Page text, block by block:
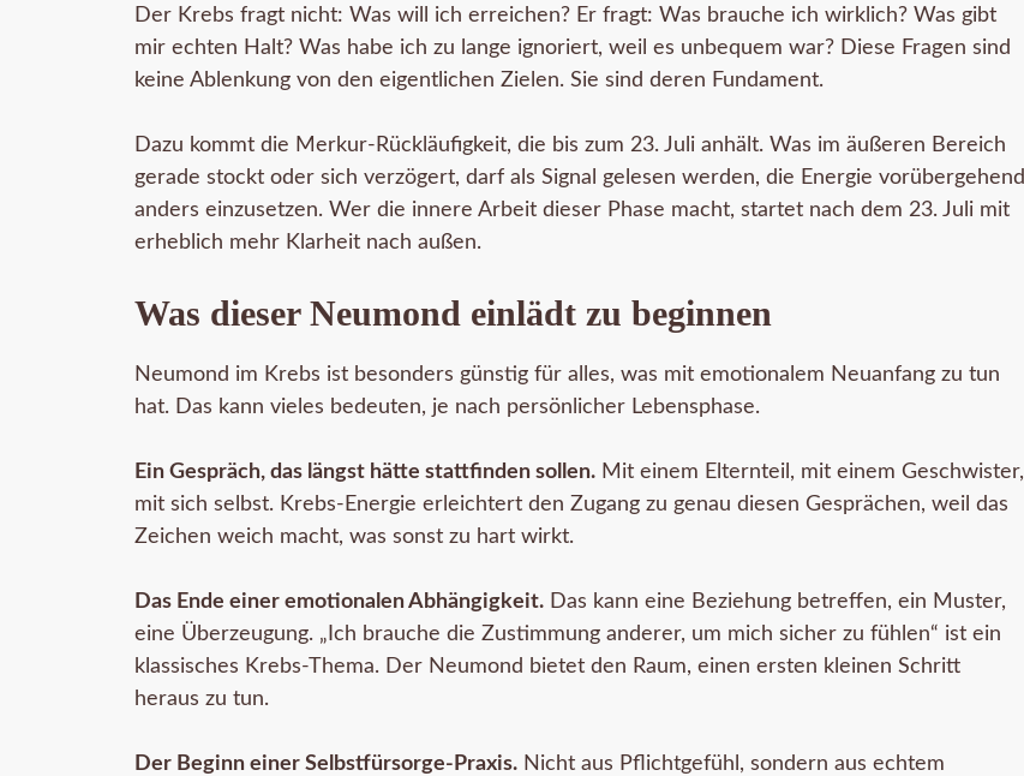
Der Krebs fragt nicht: Was will ich erreichen? Er fragt: Was brauche ich wirklich? Was gibt
mir echten Halt? Was habe ich zu lange ignoriert, weil es unbequem war? Diese Fragen sind
keine Ablenkung von den eigentlichen Zielen. Sie sind deren Fundament.
Dazu kommt die Merkur-Rückläufigkeit, die bis zum 23. Juli anhält. Was im äußeren Bereich
gerade stockt oder sich verzögert, darf als Signal gelesen werden, die Energie vorübergehend
anders einzusetzen. Wer die innere Arbeit dieser Phase macht, startet nach dem 23. Juli mit
erheblich mehr Klarheit nach außen.
Was dieser Neumond einlädt zu beginnen
Neumond im Krebs ist besonders günstig für alles, was mit emotionalem Neuanfang zu tun
hat. Das kann vieles bedeuten, je nach persönlicher Lebensphase.
Ein Gespräch, das längst hätte stattfinden sollen. Mit einem Elternteil, mit einem Geschwister,
mit sich selbst. Krebs-Energie erleichtert den Zugang zu genau diesen Gesprächen, weil das
Zeichen weich macht, was sonst zu hart wirkt.
Das Ende einer emotionalen Abhängigkeit. Das kann eine Beziehung betreffen, ein Muster,
eine Überzeugung. „Ich brauche die Zustimmung anderer, um mich sicher zu fühlen“ ist ein
klassisches Krebs-Thema. Der Neumond bietet den Raum, einen ersten kleinen Schritt
heraus zu tun.
Der Beginn einer Selbstfürsorge-Praxis. Nicht aus Pflichtgefühl, sondern aus echtem